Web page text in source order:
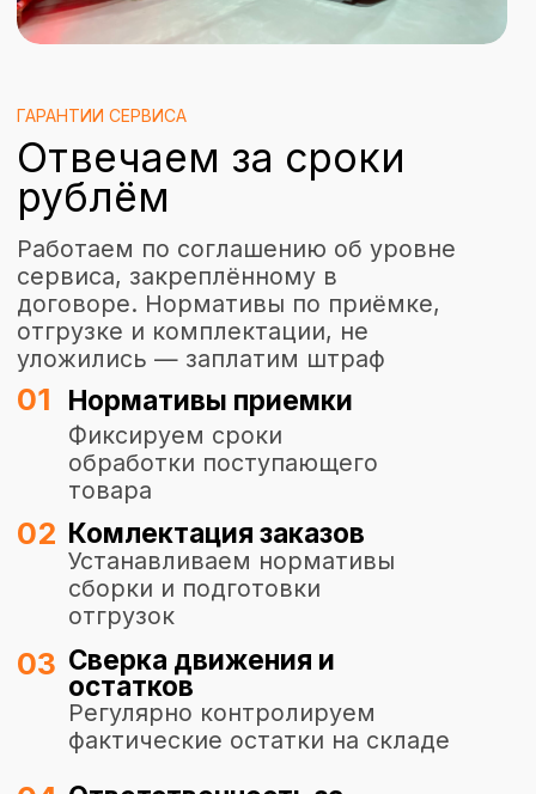
04
Сверка движения и
остатков
Ответственность за
нарушения
Фиксируем сроки
обработки поступающего
Устанавливаем нормативы
сборки и подготовки
отгрузок
Регулярно контролируем
фактические остатки на складе
Штрафные санкции
фиксируются в договоре
Вы платите только за
ПРОЗРАЧНЫЕ УСЛОВИЯ РАБОТЫ